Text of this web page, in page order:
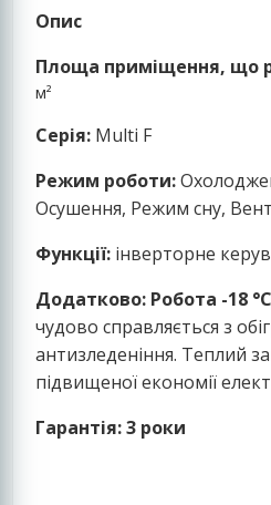
Опис
Площа приміщення, що
м²
Серія: Multi F
Режим роботи:
Осушення, Режим сну,
Функції: інверторне
Додатково: Робота -18 °С
чудово справляється з
антизледеніння. Теплий
підвищеної економії
Гарантія: 3 роки